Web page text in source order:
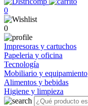
0
0
Impresoras y cartuchos
Papeleria y oficina
Tecnología
Mobiliario y equipamiento
Alimentos y bebidas
Higiene y limpieza